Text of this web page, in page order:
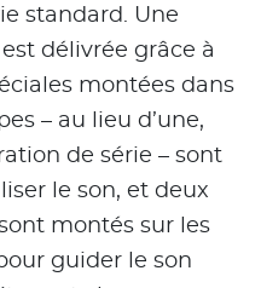
standard. Une
délivrée grâce à
montées dans
– au lieu d’une,
de série – sont
le son, et deux
montés sur les
guider le son